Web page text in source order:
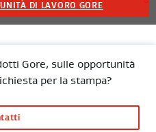
DI LAVORO GORE
Gore, sulle opportunità
per la stampa?